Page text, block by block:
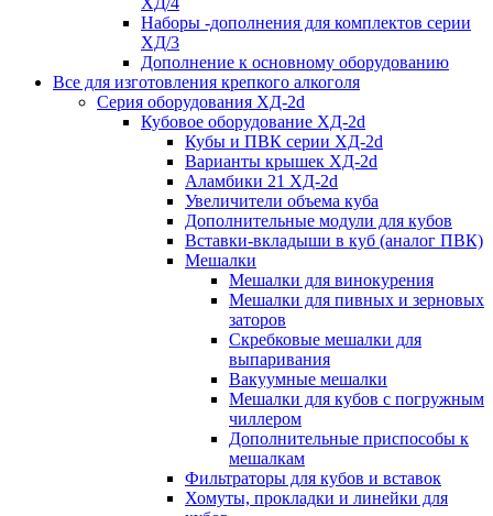
Наборы -дополнения для комплектов серии
ХД/3
Дополнение к основному оборудованию
Все для изготовления крепкого алкоголя
Серия оборудования ХД-2d
Кубовое оборудование ХД-2d
Кубы и ПВК серии ХД-2d
Варианты крышек ХД-2d
Аламбики 21 ХД-2d
Увеличители объема куба
Дополнительные модули для кубов
Вставки-вкладыши в куб (аналог ПВК)
Мешалки
Мешалки для винокурения
Мешалки для пивных и зерновых
заторов
Скребковые мешалки для
выпаривания
Вакуумные мешалки
Мешалки для кубов с погружным
чиллером
Дополнительные приспособы к
мешалкам
Фильтраторы для кубов и вставок
Хомуты, прокладки и линейки для